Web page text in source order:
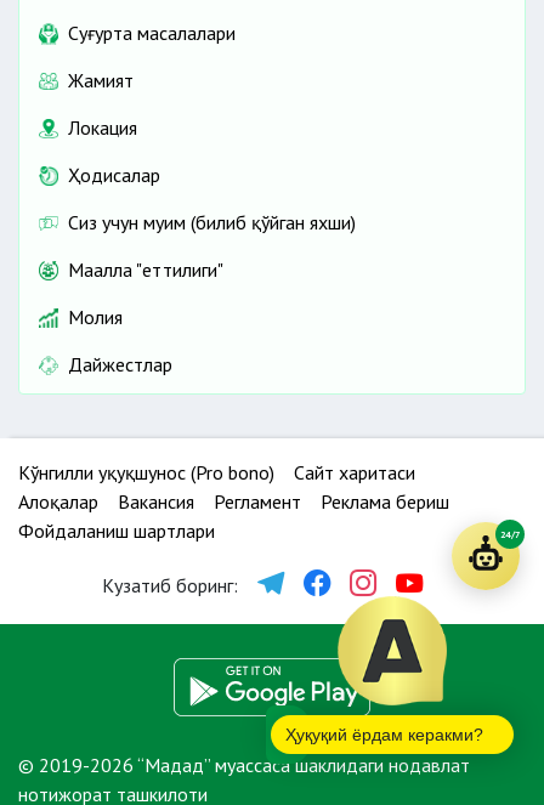
Cуғурта масалалари
Жамият
Локация
Ҳодисалар
Сиз учун муҳим (билиб қўйган яхши)
Маҳалла "еттилиги"
Молия
Дайжестлар
Кўнгилли ҳуқуқшунос (Pro bono)
Сайт харитаси
Алоқалар
Вакансия Регламент
Реклама бериш
Фойдаланиш шартлари
Кузатиб боринг:
© 2019-2026 “Мадад” муассаса шаклидаги нодавлат
нотижорат ташкилоти
Ҳуқуқий ёрдам керакми?
24/7